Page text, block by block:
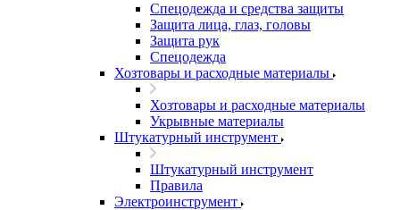
Спецодежда и средства защиты
Защита лица, глаз, головы
Защита рук
Спецодежда
Хозтовары и расходные материалы
Хозтовары и расходные материалы
Укрывные материалы
Штукатурный инструмент
Штукатурный инструмент
Правила
Электроинструмент